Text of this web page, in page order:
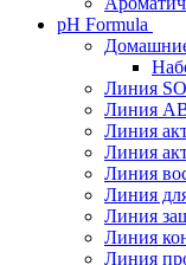
pH Formula
Линия
Линия
Линия
Линия
Линия
Линия
Линия
Линия
Линия